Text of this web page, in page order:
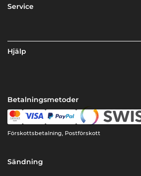
Service
Hjälp
Betalningsmetoder
Förskottsbetalning, Postförskott
Sändning